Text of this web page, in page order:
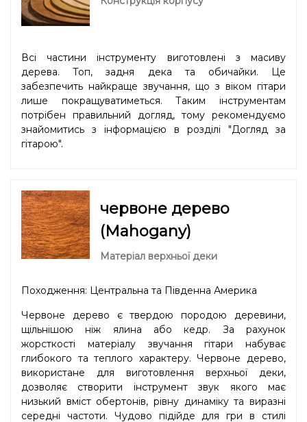
Всі частини інструменту виготовлені з масиву
дерева. Топ, задня дека та обичайки. Це
забезпечить найкраще звучання, що з віком гітари
лише покращуватиметься. Таким інструментам
потрібен правильний догляд, тому рекомендуємо
знайомитись з інформацією в розділі "Догляд за
гітарою".
червоне дерево
(Mahogany)
Матеріал верхньої деки
Походження: Центральна та Південна Америка
Червоне дерево є твердою породою деревини,
щільнішою ніж ялина або кедр. За рахунок
жорсткості матеріалу звучання гітари набуває
глибокого та теплого характеру. Червоне дерево,
використане для виготовлення верхньої деки,
дозволяє створити інструмент звук якого має
низький вміст обертонів, рівну динаміку та виразні
середні частоти. Чудово підійде для гри в стилі